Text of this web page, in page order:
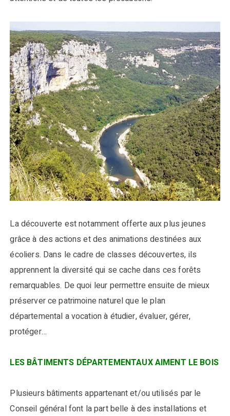
La découverte est notamment offerte aux plus jeunes
grâce à des actions et des animations destinées aux
écoliers. Dans le cadre de classes découvertes, ils
apprennent la diversité qui se cache dans ces forêts
remarquables. De quoi leur permettre ensuite de mieux
préserver ce patrimoine naturel que le plan
départemental a vocation à étudier, évaluer, gérer,
protéger…
LES BÂTIMENTS DÉPARTEMENTAUX AIMENT LE BOIS
Plusieurs bâtiments appartenant et/ou utilisés par le
Conseil général font la part belle à des installations et